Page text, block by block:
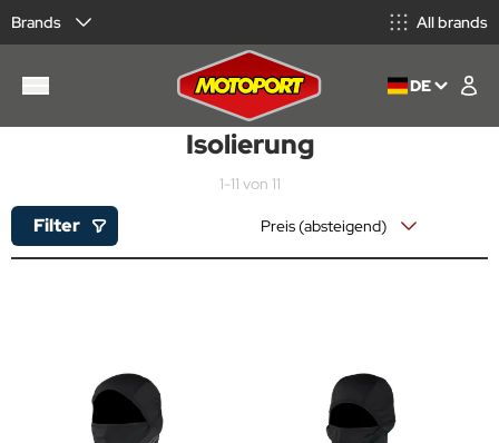
Brands All brands
DE
Isolierung
1-11 von 11
Filter